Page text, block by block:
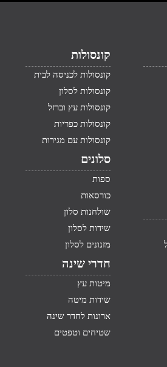
קונסולות
קונסולות לכניסה לבית
קונסולות לסלון
קונסולות עץ וברזל
קונסולות כפריות
קונסולות עם מגירות
סלונים
ספות
כורסאות
שולחנות סלון
שידות לסלון
מזנונים לסלון
חדרי שינה
מיטות עץ
שידות מיטה
ארונות לחדר שינה
שטיחים וטפטים